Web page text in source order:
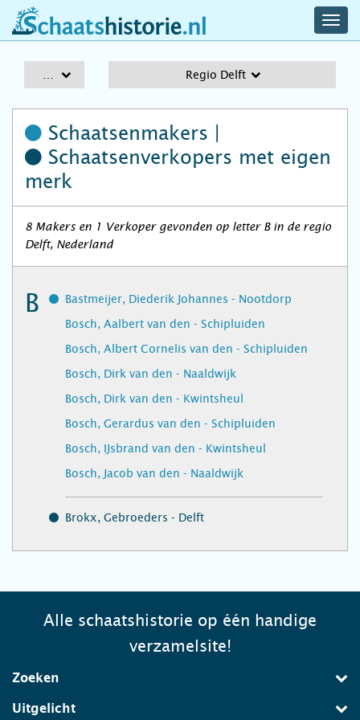
schaatshistorie.nl
Regio Delft
Schaatsenmakers |
Schaatsenverkopers met eigen
merk
8 Makers en 1 Verkoper gevonden op letter B in de regio
Delft, Nederland
B
Bastmeijer, Diederik Johannes - Nootdorp
Bosch, Aalbert van den - Schipluiden
Bosch, Albert Cornelis van den - Schipluiden
Bosch, Dirk van den - Naaldwijk
Bosch, Dirk van den - Kwintsheul
Bosch, Gerardus van den - Schipluiden
Bosch, IJsbrand van den - Kwintsheul
Bosch, Jacob van den - Naaldwijk
Brokx, Gebroeders - Delft
Alle schaatshistorie op één handige
verzamelsite!
Zoeken
Uitgelicht